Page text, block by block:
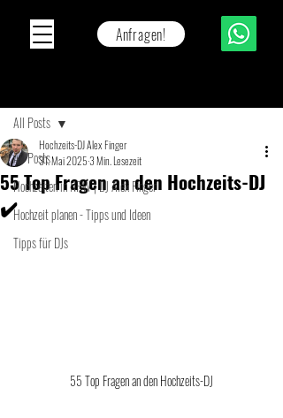
Anfragen!
All Posts
Hochzeiten in NRW | DJ Alex Finger
Hochzeit planen - Tipps und Ideen
Tipps für DJs
All Posts
55 Top Fragen an den Hochzeits-DJ
✔️
Hochzeits-DJ Alex Finger
31. Mai 20253 Min. Lesezeit
55 Top Fragen an den Hochzeits-DJ